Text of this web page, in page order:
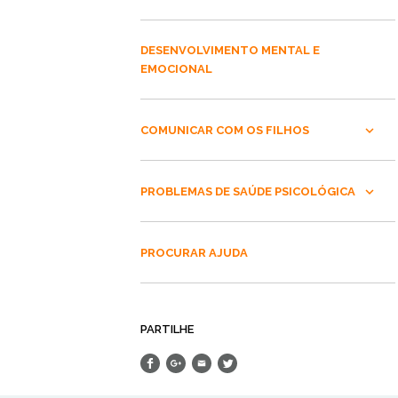
DESENVOLVIMENTO MENTAL E
EMOCIONAL
COMUNICAR COM OS FILHOS
PROBLEMAS DE SAÚDE PSICOLÓGICA
PROCURAR AJUDA
PARTILHE